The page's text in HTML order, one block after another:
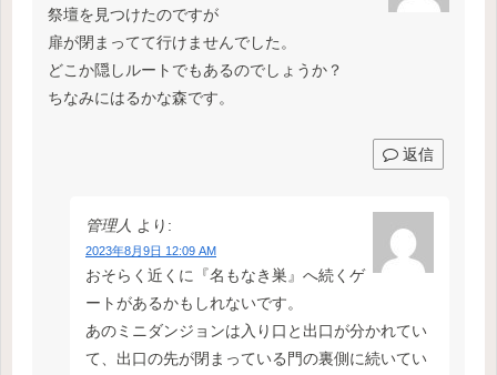
祭壇を見つけたのですが
扉が閉まってて行けませんでした。
どこか隠しルートでもあるのでしょうか？
ちなみにはるかな森です。
返信
管理人 より:
2023年8月9日 12:09 AM
おそらく近くに『名もなき巣』へ続くゲ
ートがあるかもしれないです。
あのミニダンジョンは入り口と出口が分かれてい
て、出口の先が閉まっている門の裏側に続いてい